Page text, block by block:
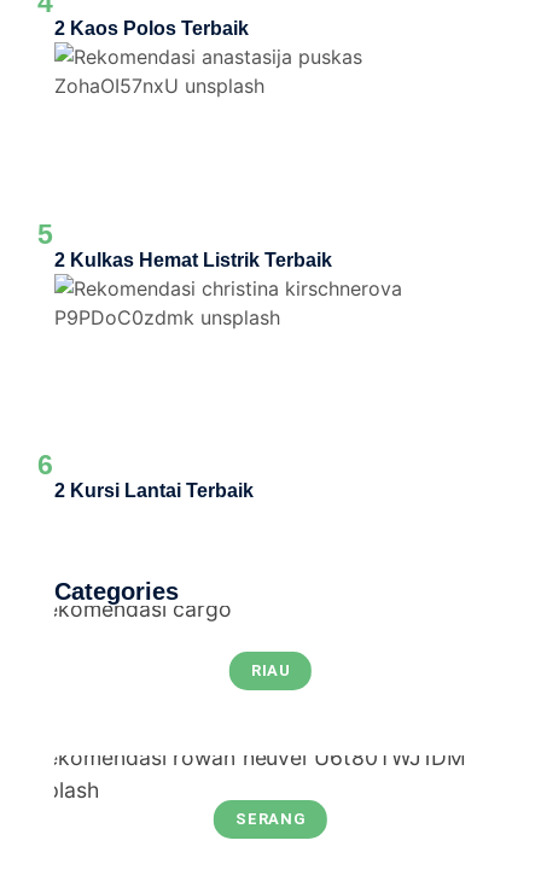
2 Kaos Polos Terbaik
5
2 Kulkas Hemat Listrik Terbaik
6
2 Kursi Lantai Terbaik
Categories
RIAU
SERANG